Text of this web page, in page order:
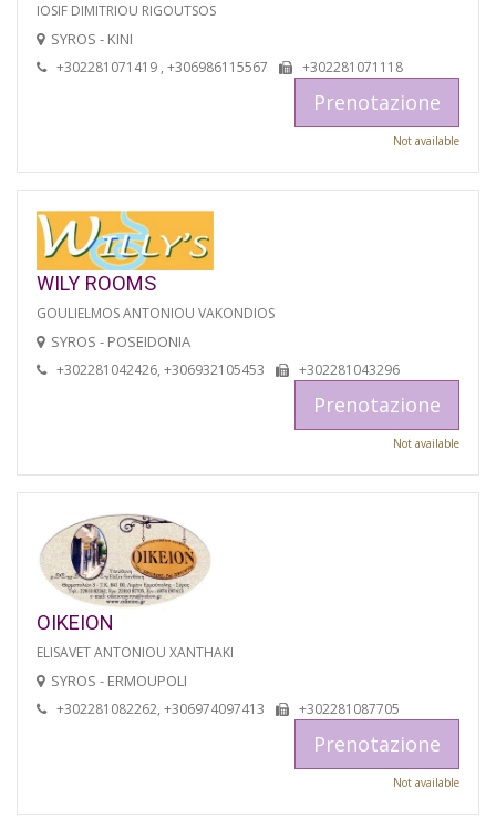
IOSIF DIMITRIOU RIGOUTSOS
SYROS - KINI
+302281071419 , +306986115567 +302281071118
Prenotazione
Not available
WILY ROOMS
GOULIELMOS ANTONIOU VAKONDIOS
SYROS - POSEIDONIA
+302281042426, +306932105453 +302281043296
Prenotazione
Not available
OIKEION
ELISAVET ANTONIOU XANTHAKI
SYROS - ERMOUPOLI
+302281082262, +306974097413 +302281087705
Prenotazione
Not available